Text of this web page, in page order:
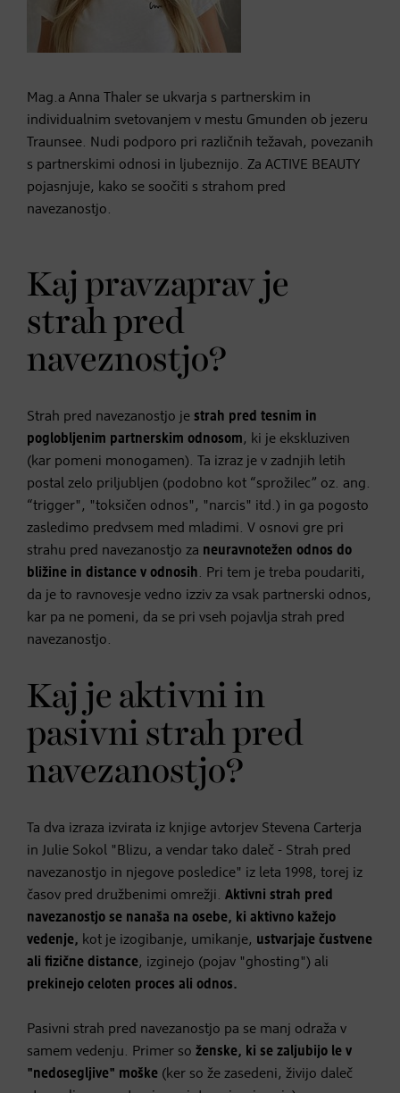
Mag.a Anna Thaler se ukvarja s partnerskim in
individualnim svetovanjem v mestu Gmunden ob jezeru
Traunsee. Nudi podporo pri različnih težavah, povezanih
s partnerskimi odnosi in ljubeznijo. Za ACTIVE BEAUTY
pojasnjuje, kako se soočiti s strahom pred
navezanostjo.
Kaj pravzaprav je
strah pred
naveznostjo?
Strah pred navezanostjo je strah pred tesnim in
poglobljenim partnerskim odnosom, ki je ekskluziven
(kar pomeni monogamen). Ta izraz je v zadnjih letih
postal zelo priljubljen (podobno kot “sprožilec” oz. ang.
“trigger", "toksičen odnos", "narcis" itd.) in ga pogosto
zasledimo predvsem med mladimi. V osnovi gre pri
strahu pred navezanostjo za neuravnotežen odnos do
bližine in distance v odnosih. Pri tem je treba poudariti,
da je to ravnovesje vedno izziv za vsak partnerski odnos,
kar pa ne pomeni, da se pri vseh pojavlja strah pred
navezanostjo.
Kaj je aktivni in
pasivni strah pred
navezanostjo?
Ta dva izraza izvirata iz knjige avtorjev Stevena Carterja
in Julie Sokol "Blizu, a vendar tako daleč - Strah pred
navezanostjo in njegove posledice" iz leta 1998, torej iz
časov pred družbenimi omrežji. Aktivni strah pred
navezanostjo se nanaša na osebe, ki aktivno kažejo
vedenje, kot je izogibanje, umikanje, ustvarjaje čustvene
ali fizične distance, izginejo (pojav "ghosting") ali
prekinejo celoten proces ali odnos.
Pasivni strah pred navezanostjo pa se manj odraža v
samem vedenju. Primer so ženske, ki se zaljubijo le v
"nedosegljive" moške (ker so že zasedeni, živijo daleč